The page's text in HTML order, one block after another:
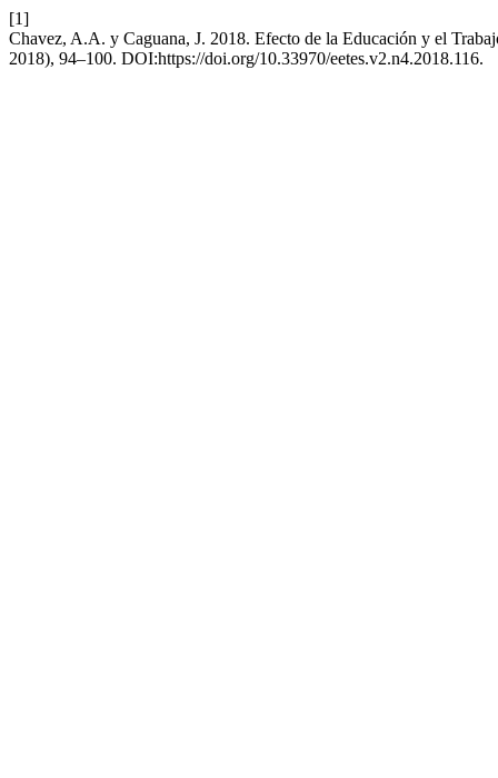
[1]
Chavez, A.A. y Caguana, J. 2018. Efecto de la Educación y el
2018), 94–100. DOI:https://doi.org/10.33970/eetes.v2.n4.2018.116.